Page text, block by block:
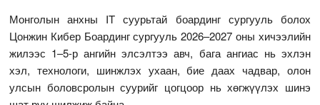
Монголын анхны IT суурьтай боардинг сургууль болох
Цонжин Кибер Боардинг сургууль 2026–2027 оны хичээлийн
жилээс 1–5-р ангийн элсэлтээ авч, бага ангиас нь эхлэн
хэл, технологи, шинжлэх ухаан, бие даах чадвар, олон
улсын боловсролын суурийг цогцоор нь хөгжүүлэх шинэ